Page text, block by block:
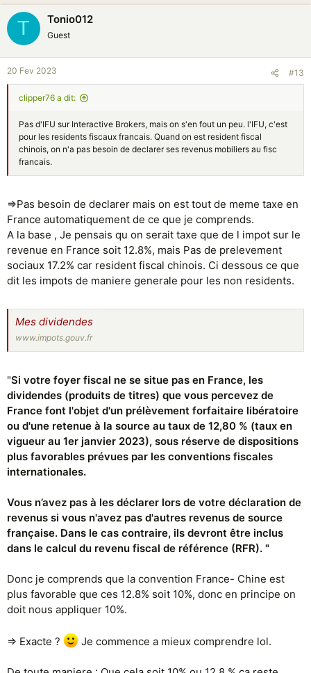
T Tonio012
Guest
20 Fev 2023 #13
clipper76 a dit:
Pas d'IFU sur Interactive Brokers, mais on s'en fout un peu. l'IFU, c'est
pour les residents fiscaux francais. Quand on est resident fiscal
chinois, on n'a pas besoin de declarer ses revenus mobiliers au fisc
francais.
=>Pas besoin de declarer mais on est tout de meme taxe en
France automatiquement de ce que je comprends.
A la base , Je pensais qu on serait taxe que de l impot sur le
revenue en France soit 12.8%, mais Pas de prelevement
sociaux 17.2% car resident fiscal chinois. Ci dessous ce que
dit les impots de maniere generale pour les non residents.
Mes dividendes
www.impots.gouv.fr
"Si votre foyer fiscal ne se situe pas en France, les
dividendes (produits de titres) que vous percevez de
France font l'objet d'un prélèvement forfaitaire libératoire
ou d'une retenue à la source au taux de 12,80 % (taux en
vigueur au 1er janvier 2023), sous réserve de dispositions
plus favorables prévues par les conventions fiscales
internationales.
Vous n’avez pas à les déclarer lors de votre déclaration de
revenus si vous n'avez pas d'autres revenus de source
française. Dans le cas contraire, ils devront être inclus
dans le calcul du revenu fiscal de référence (RFR). "
Donc je comprends que la convention France- Chine est
plus favorable que ces 12.8% soit 10%, donc en principe on
doit nous appliquer 10%.
=> Exacte ? Je commence a mieux comprendre lol.